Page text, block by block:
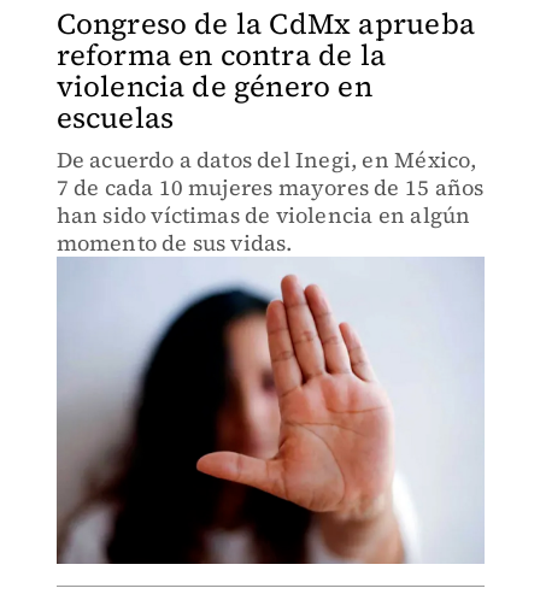
Congreso de la CdMx aprueba
reforma en contra de la
violencia de género en
escuelas
De acuerdo a datos del Inegi, en México,
7 de cada 10 mujeres mayores de 15 años
han sido víctimas de violencia en algún
momento de sus vidas.